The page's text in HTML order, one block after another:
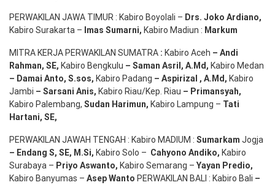
PERWAKILAN JAWA TIMUR : Kabiro Boyolali – Drs. Joko Ardiano,
Kabiro Surakarta – Imas Sumarni, Kabiro Madiun : Markum
MITRA KERJA PERWAKILAN SUMATRA : Kabiro Aceh – Andi
Rahman, SE, Kabiro Bengkulu – Saman Asril , A.Md , Kabiro Medan
– Damai Anto, S.sos, Kabiro Padang – Aspirizal , A.Md , Kabiro
Jambi – Sarsani Anis, Kabiro Riau/Kep. Riau – Primansyah,
Kabiro Palembang, Sudan Harimun, Kabiro Lampung – Tati
Hartani, SE,
PERWAKILAN JAWAH TENGAH : Kabiro MADIUM : Sumarkam Jogja
– Endang S, SE, M.Si, Kabiro Solo – Cahyono Andiko, Kabiro
Surabaya – Priyo Aswanto, Kabiro Semarang – Yayan Predio,
Kabiro Banyumas – AsepWanto PERWAKILAN BALI : Kabiro Bali –